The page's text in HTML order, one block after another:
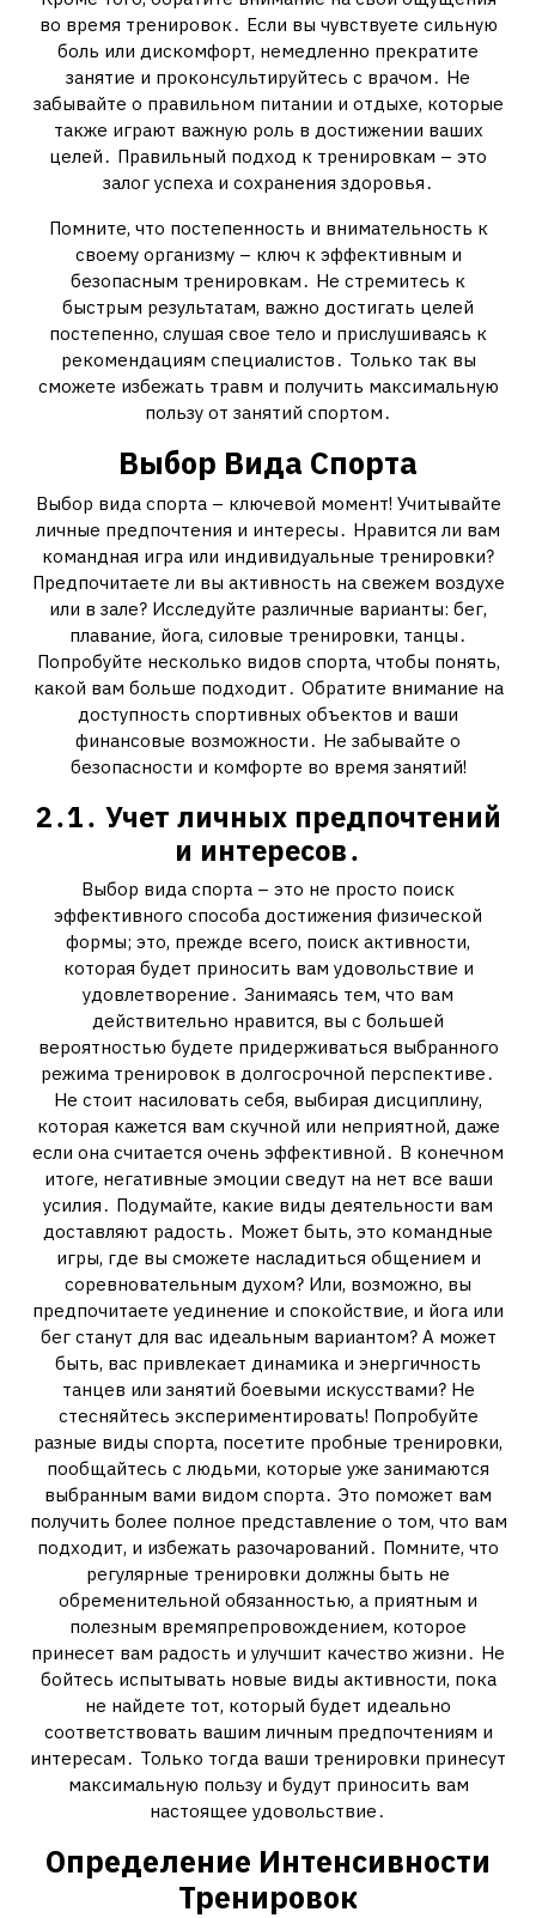
во время тренировок․ Если вы чувствуете сильную
боль или дискомфорт, немедленно прекратите
занятие и проконсультируйтесь с врачом․ Не
забывайте о правильном питании и отдыхе, которые
также играют важную роль в достижении ваших
целей․ Правильный подход к тренировкам – это
залог успеха и сохранения здоровья․
Помните, что постепенность и внимательность к
своему организму – ключ к эффективным и
безопасным тренировкам․ Не стремитесь к
быстрым результатам, важно достигать целей
постепенно, слушая свое тело и прислушиваясь к
рекомендациям специалистов․ Только так вы
сможете избежать травм и получить максимальную
пользу от занятий спортом․
Выбор Вида Спорта
Выбор вида спорта – ключевой момент! Учитывайте
личные предпочтения и интересы․ Нравится ли вам
командная игра или индивидуальные тренировки?
Предпочитаете ли вы активность на свежем воздухе
или в зале? Исследуйте различные варианты: бег,
плавание, йога, силовые тренировки, танцы․
Попробуйте несколько видов спорта, чтобы понять,
какой вам больше подходит․ Обратите внимание на
доступность спортивных объектов и ваши
финансовые возможности․ Не забывайте о
безопасности и комфорте во время занятий!
2․1․ Учет личных предпочтений
и интересов․
Выбор вида спорта – это не просто поиск
эффективного способа достижения физической
формы; это, прежде всего, поиск активности,
которая будет приносить вам удовольствие и
удовлетворение․ Занимаясь тем, что вам
действительно нравится, вы с большей
вероятностью будете придерживаться выбранного
режима тренировок в долгосрочной перспективе․
Не стоит насиловать себя, выбирая дисциплину,
которая кажется вам скучной или неприятной, даже
если она считается очень эффективной․ В конечном
итоге, негативные эмоции сведут на нет все ваши
усилия․ Подумайте, какие виды деятельности вам
доставляют радость․ Может быть, это командные
игры, где вы сможете насладиться общением и
соревновательным духом? Или, возможно, вы
предпочитаете уединение и спокойствие, и йога или
бег станут для вас идеальным вариантом? А может
быть, вас привлекает динамика и энергичность
танцев или занятий боевыми искусствами? Не
стесняйтесь экспериментировать! Попробуйте
разные виды спорта, посетите пробные тренировки,
пообщайтесь с людьми, которые уже занимаются
выбранным вами видом спорта․ Это поможет вам
получить более полное представление о том, что вам
подходит, и избежать разочарований․ Помните, что
регулярные тренировки должны быть не
обременительной обязанностью, а приятным и
полезным времяпрепровождением, которое
принесет вам радость и улучшит качество жизни․ Не
бойтесь испытывать новые виды активности, пока
не найдете тот, который будет идеально
соответствовать вашим личным предпочтениям и
интересам․ Только тогда ваши тренировки принесут
максимальную пользу и будут приносить вам
настоящее удовольствие․
Определение Интенсивности
Тренировок